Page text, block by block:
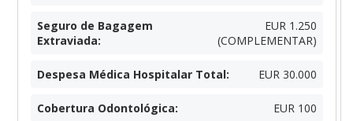
Seguro de Bagagem
Extraviada:
EUR 1.250
(COMPLEMENTAR)
Despesa Médica Hospitalar Total: EUR 30.000
Cobertura Odontológica: EUR 100